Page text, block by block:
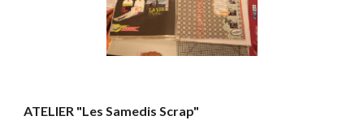
ATELIER "Les Samedis Scrap"